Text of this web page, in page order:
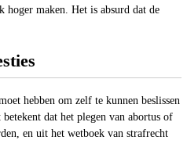
hoger maken. Het is absurd dat de
hebben om zelf te kunnen beslissen
dat het plegen van abortus of
en uit het wetboek van strafrecht